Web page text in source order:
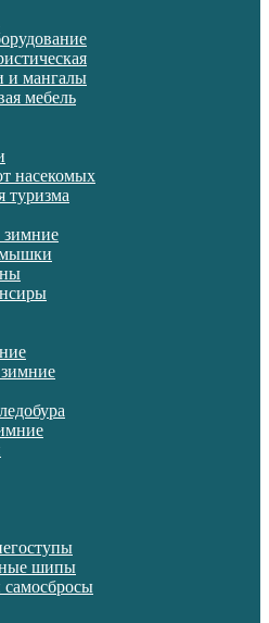
и мангалы
мебель
насекомых
туризма
шипы